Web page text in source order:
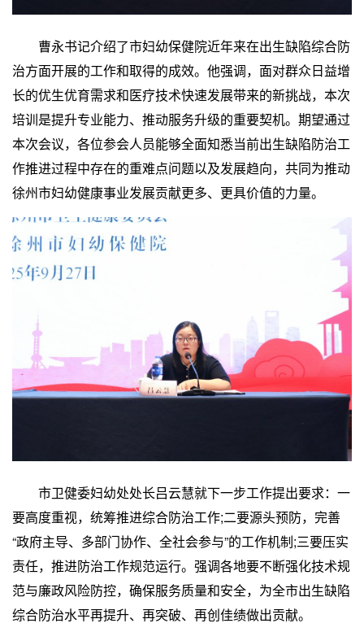
曹永书记介绍了市妇幼保健院近年来在出生缺陷综合防
治方面开展的工作和取得的成效。他强调，面对群众日益增
长的优生优育需求和医疗技术快速发展带来的新挑战，本次
培训是提升专业能力、推动服务升级的重要契机。期望通过
本次会议，各位参会人员能够全面知悉当前出生缺陷防治工
作推进过程中存在的重难点问题以及发展趋向，共同为推动
徐州市妇幼健康事业发展贡献更多、更具价值的力量。
市卫健委妇幼处处长吕云慧就下一步工作提出要求：一
要高度重视，统筹推进综合防治工作;二要源头预防，完善
“政府主导、多部门协作、全社会参与”的工作机制;三要压实
责任，推进防治工作规范运行。强调各地要不断强化技术规
范与廉政风险防控，确保服务质量和安全，为全市出生缺陷
综合防治水平再提升、再突破、再创佳绩做出贡献。